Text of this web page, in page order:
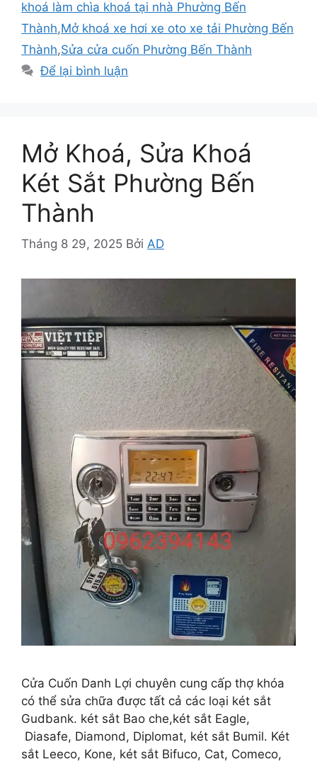
khoá làm chìa khoá tại nhà Phường Bến
Thành,Mở khoá xe hơi xe oto xe tải Phường Bến
Thành,Sửa cửa cuốn Phường Bến Thành
Để lại bình luận
Mở Khoá, Sửa Khoá
Két Sắt Phường Bến
Thành
Tháng 8 29, 2025 Bởi AD
Cửa Cuốn Danh Lợi chuyên cung cấp thợ khóa
có thể sửa chữa được tất cả các loại két sắt
Gudbank. két sắt Bao che,két sắt Eagle,
Diasafe, Diamond, Diplomat, két sắt Bumil. Két
sắt Leeco, Kone, két sắt Bifuco, Cat, Comeco,